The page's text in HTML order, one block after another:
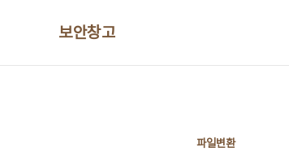
보안창고
파일변환